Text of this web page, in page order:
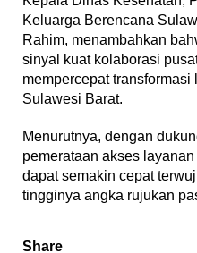
Keluarga Berencana
Rahim, menambahkan
sinyal kuat kolaborasi
mempercepat
Sulawesi Barat.
Menurutnya, dengan
pemerataan akses
dapat semakin cepat
tingginya angka rujukan
Share